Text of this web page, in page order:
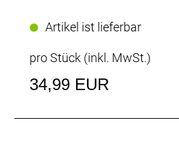
Artikel ist lieferbar
pro Stück (inkl. MwSt.)
34,99 EUR